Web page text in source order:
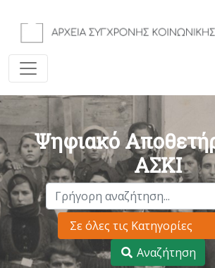
Ψηφιακό
ΑΣΚΙ
Αναζήτηση